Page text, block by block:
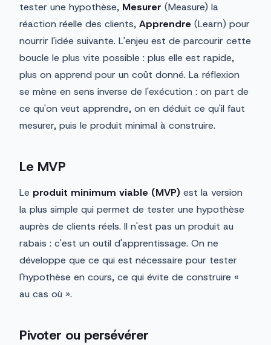
tester une hypothèse, Mesurer (Measure) la
réaction réelle des clients, Apprendre (Learn) pour
nourrir l'idée suivante. L'enjeu est de parcourir cette
boucle le plus vite possible : plus elle est rapide,
plus on apprend pour un coût donné. La réflexion
se mène en sens inverse de l'exécution : on part de
ce qu'on veut apprendre, on en déduit ce qu'il faut
mesurer, puis le produit minimal à construire.
Le MVP
Le produit minimum viable (MVP) est la version
la plus simple qui permet de tester une hypothèse
auprès de clients réels. Il n'est pas un produit au
rabais : c'est un outil d'apprentissage. On ne
développe que ce qui est nécessaire pour tester
l'hypothèse en cours, ce qui évite de construire «
au cas où ».
Pivoter ou persévérer